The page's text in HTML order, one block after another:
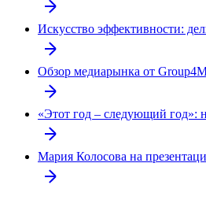
Искусство эффективности:
Обзор медиарынка от
«Этот год – следующий год»:
Мария Колосова на